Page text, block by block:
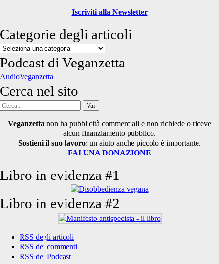
Iscriviti alla Newsletter
Categorie degli articoli
Categorie
degli
articoli
Podcast di Veganzetta
AudioVeganzetta
Cerca nel sito
Cerca
Veganzetta non ha pubblicità commerciali e non richiede o riceve
alcun finanziamento pubblico.
Sostieni il suo lavoro: un aiuto anche piccolo è importante.
FAI UNA DONAZIONE
Libro in evidenza #1
Libro in evidenza #2
RSS degli articoli
RSS dei commenti
RSS dei Podcast